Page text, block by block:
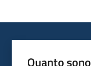
Quanto